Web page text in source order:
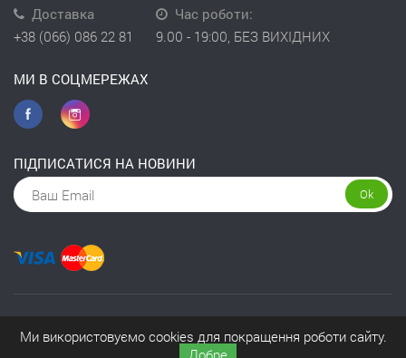
Доставка
+38 (066) 086 22 81
Час роботи:
9.00 - 19:00, БЕЗ ВИХІДНИХ
МИ В СОЦМЕРЕЖАХ
ПІДПИСАТИСЯ НА НОВИНИ
Ok
Ми використовуємо cookies для покращення роботи сайту.
Добре